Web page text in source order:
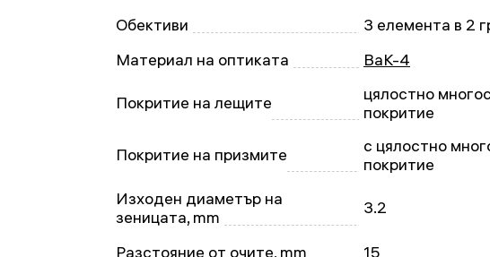
Обективи
3 елемента в 2
Материал на оптиката
BaK-4
Покритие на лещите
цялостно
покритие
Покритие на призмите
с цялостно
покритие
Изходен диаметър на
зеницата, mm
3.2
Разстояние от очите, mm 15